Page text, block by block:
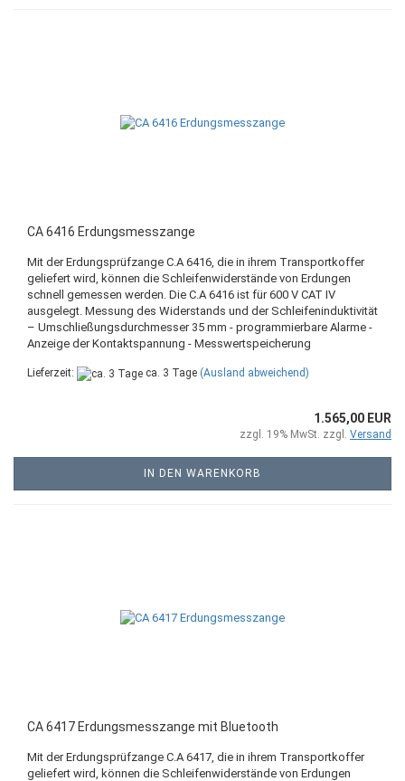
CA 6416 Erdungsmesszange
Mit der Erdungsprüfzange C.A 6416, die in ihrem Transportkoffer
geliefert wird, können die Schleifenwiderstände von Erdungen
schnell gemessen werden. Die C.A 6416 ist für 600 V CAT IV
ausgelegt. Messung des Widerstands und der Schleifeninduktivität
– Umschließungsdurchmesser 35 mm - programmierbare Alarme -
Anzeige der Kontaktspannung - Messwertspeicherung
Lieferzeit: ca. 3 Tage (Ausland abweichend)
1.565,00 EUR
zzgl. 19% MwSt. zzgl. Versand
IN DEN WARENKORB
CA 6417 Erdungsmesszange mit Bluetooth
Mit der Erdungsprüfzange C.A 6417, die in ihrem Transportkoffer
geliefert wird, können die Schleifenwiderstände von Erdungen